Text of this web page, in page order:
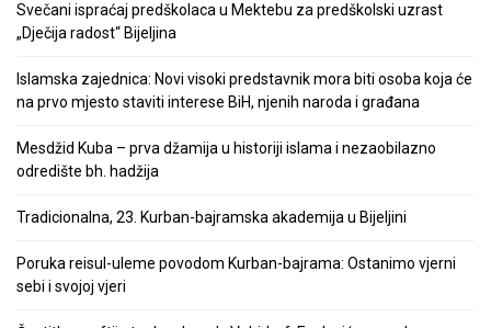
Svečani ispraćaj predškolaca u Mektebu za predškolski uzrast
„Dječija radost“ Bijeljina
Islamska zajednica: Novi visoki predstavnik mora biti osoba koja će
na prvo mjesto staviti interese BiH, njenih naroda i građana
Mesdžid Kuba – prva džamija u historiji islama i nezaobilazno
odredište bh. hadžija
Tradicionalna, 23. Kurban-bajramska akademija u Bijeljini
Poruka reisul-uleme povodom Kurban-bajrama: Ostanimo vjerni
sebi i svojoj vjeri